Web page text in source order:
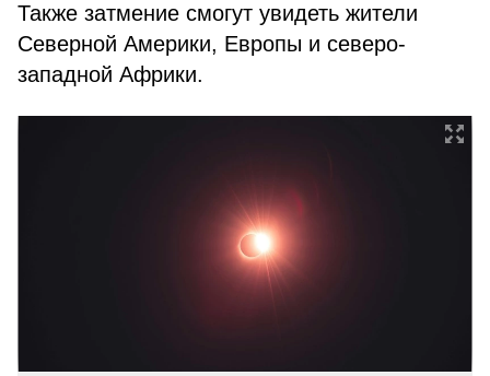
Также затмение смогут увидеть жители
Северной Америки, Европы и северо-
западной Африки.